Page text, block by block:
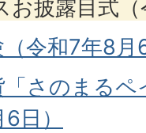
お披露目式
令和7年8月
さのまる
日）